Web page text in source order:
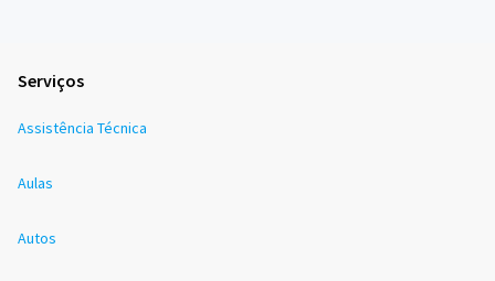
Serviços
Assistência Técnica
Aulas
Autos